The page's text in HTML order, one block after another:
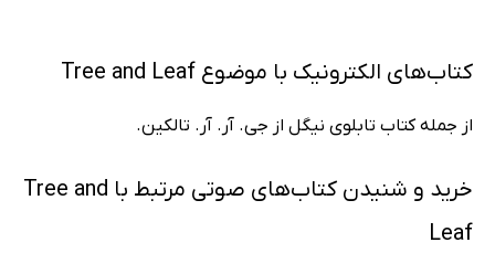
کتاب‌های الکترونیک با موضوع Tree and Leaf
از جمله کتاب تابلوی نیگل از جی. آر. آر. تالکین.
خرید و شنیدن کتاب‌های صوتی مرتبط با Tree and
Leaf